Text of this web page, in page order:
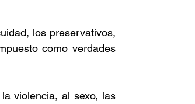
los preservativos,
como verdades
violencia, al sexo, las